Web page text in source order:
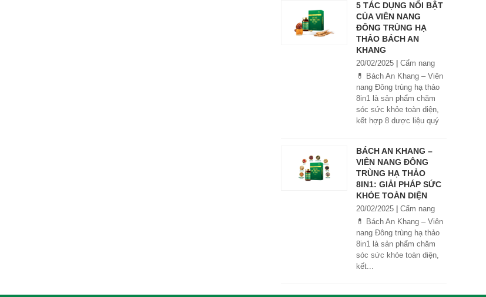
#khoetubentrong
#nhatthanhbak
5 TÁC DỤNG NỔI BẬT
CỦA VIÊN NANG
ĐÔNG TRÙNG HẠ
THẢO BÁCH AN
KHANG
20/02/2025
Cẩm nang
💊 Bách An Khang – Viên
nang Đông trùng hạ thảo
8in1 là sản phẩm chăm
sóc sức khỏe toàn diện,
kết hợp 8 dược liệu quý
ngủ ngon, giảm mệt mỏi.
Sản phẩm được sản xuất
tại nhà máy đạt chuẩn
GMP, sử dụng công nghệ
cao khô đậm đặc gấp 10
lần, giúp hấp thu nhanh và
hiệu quả hơn.
BÁCH AN KHANG –
VIÊN NANG ĐÔNG
TRÙNG HẠ THẢO
8IN1: GIẢI PHÁP SỨC
KHỎE TOÀN DIỆN
20/02/2025
Cẩm nang
💊 Bách An Khang – Viên
nang Đông trùng hạ thảo
8in1 là sản phẩm chăm
sóc sức khỏe toàn diện,
kết...